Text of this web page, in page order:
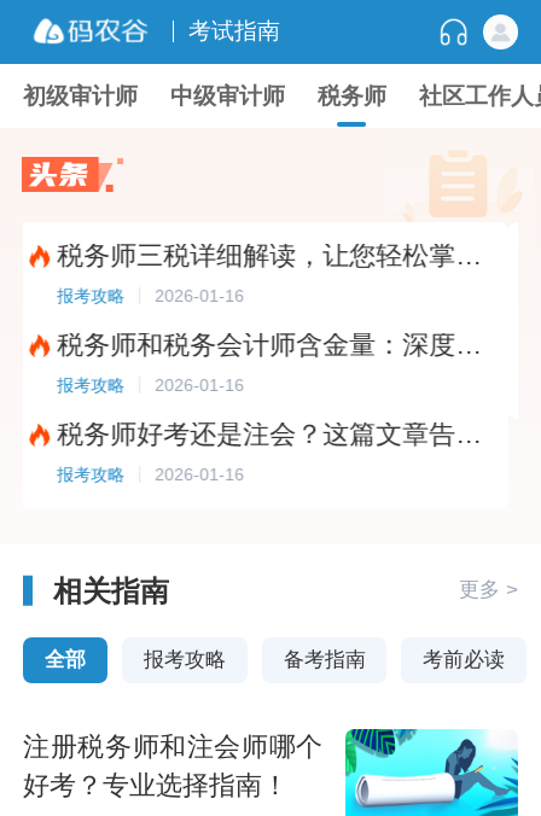
考试指南
初级审计师 中级审计师 税务师 社区工作人
税务师三税详细解读，让您轻松掌握税收核心知识?
考攻略 2026-01-16
税务师和税务会计师含金量：深度解析职业技能要求?
考攻略 2026-01-16
税务师好考还是注会？这篇文章告诉你答案！?
考攻略 2026-01-16
相关指南 更多 >
全部 报考攻略 备考指南 考前必读
注册税务师和注会师哪个
好考？专业选择指南！